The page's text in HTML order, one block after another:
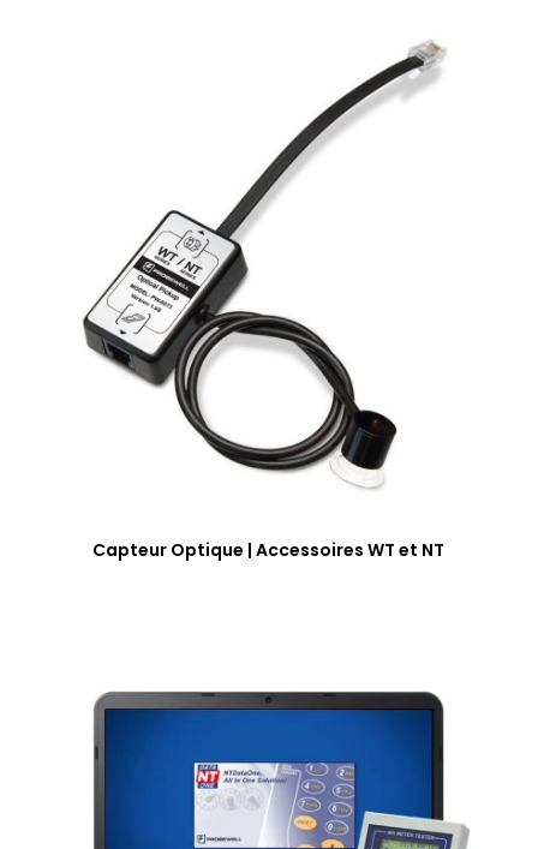
Capteur Optique | Accessoires WT et NT